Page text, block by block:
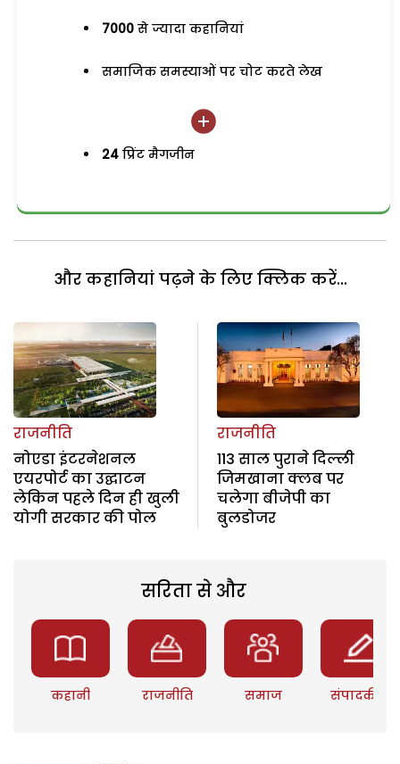
7000 से ज्यादा कहानियां
समाजिक समस्याओं पर चोट करते लेख
24 प्रिंट मैगजीन
और कहानियां पढ़ने के लिए क्लिक करें...
राजनीति
नोएडा इंटरनेशनल
एयरपोर्ट का उद्घाटन
लेकिन पहले दिन ही खुली
योगी सरकार की पोल
राजनीति
113 साल पुराने दिल्ली
जिमखाना क्लब पर
चलेगा बीजेपी का
बुलडोजर
सरिता से और
कहानी राजनीति समाज संपादकीय